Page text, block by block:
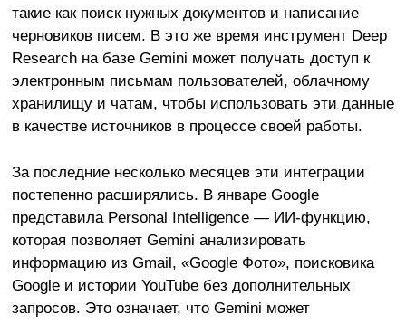
такие как поиск нужных документов и написание
черновиков писем. В это же время инструмент Deep
Research на базе Gemini может получать доступ к
электронным письмам пользователей, облачному
хранилищу и чатам, чтобы использовать эти данные
в качестве источников в процессе своей работы.
За последние несколько месяцев эти интеграции
постепенно расширялись. В январе Google
представила Personal Intelligence — ИИ-функцию,
которая позволяет Gemini анализировать
информацию из Gmail, «Google Фото», поисковика
Google и истории YouTube без дополнительных
запросов. Это означает, что Gemini может